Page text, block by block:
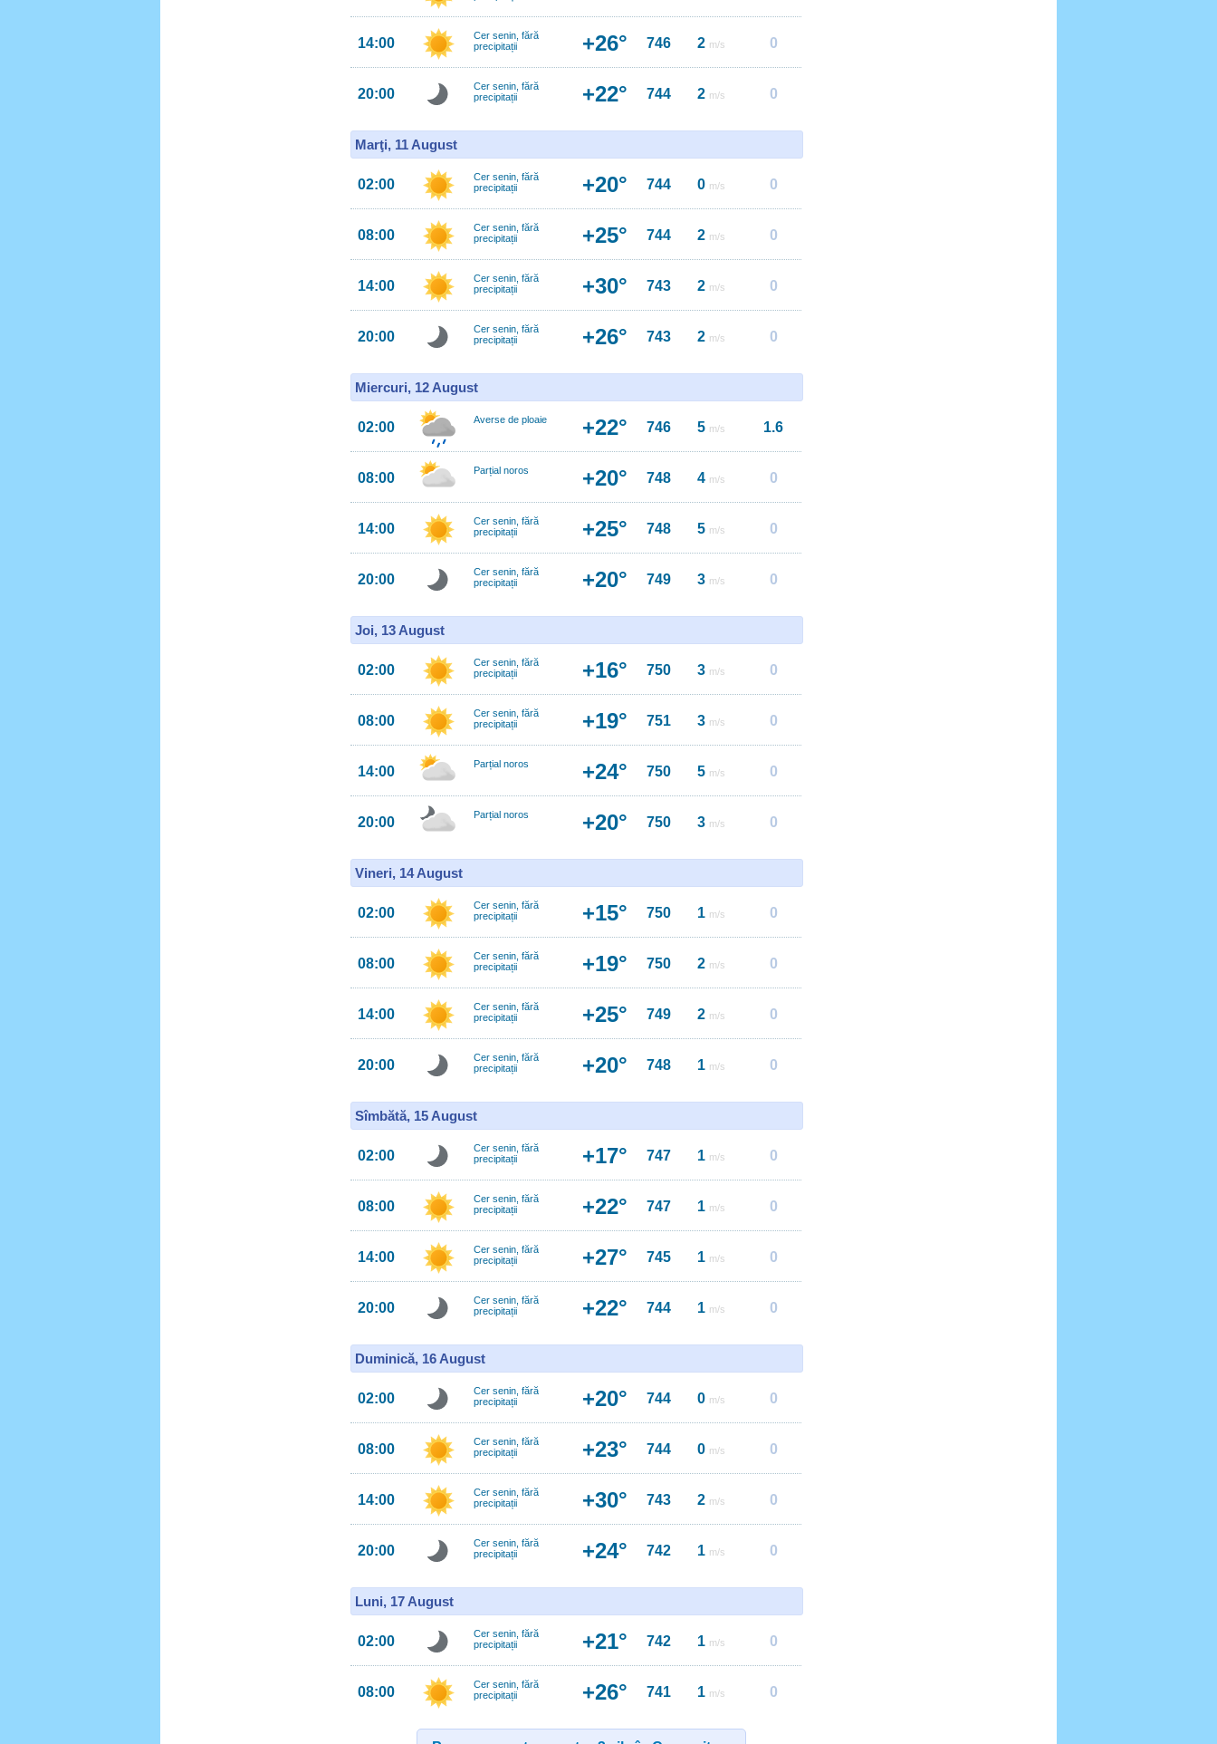
14:00
Cer senin, fără
precipitații
+26° 746 2 m/s 0
20:00
Cer senin, fără
precipitații
+22° 744 2 m/s 0
Marţi, 11 August
02:00
Cer senin, fără
precipitații
+20° 744 0 m/s 0
08:00
Cer senin, fără
precipitații
+25° 744 2 m/s 0
14:00
Cer senin, fără
precipitații
+30° 743 2 m/s 0
20:00
Cer senin, fără
precipitații
+26° 743 2 m/s 0
Miercuri, 12 August
02:00 Averse de ploaie +22° 746 5 m/s 1.6
08:00 Parțial noros +20° 748 4 m/s 0
14:00
Cer senin, fără
precipitații
+25° 748 5 m/s 0
20:00
Cer senin, fără
precipitații
+20° 749 3 m/s 0
Joi, 13 August
02:00
Cer senin, fără
precipitații
+16° 750 3 m/s 0
08:00
Cer senin, fără
precipitații
+19° 751 3 m/s 0
14:00 Parțial noros +24° 750 5 m/s 0
20:00 Parțial noros +20° 750 3 m/s 0
Vineri, 14 August
02:00
Cer senin, fără
precipitații
+15° 750 1 m/s 0
08:00
Cer senin, fără
precipitații
+19° 750 2 m/s 0
14:00
Cer senin, fără
precipitații
+25° 749 2 m/s 0
20:00
Cer senin, fără
precipitații
+20° 748 1 m/s 0
Sîmbătă, 15 August
02:00
Cer senin, fără
precipitații
+17° 747 1 m/s 0
08:00
Cer senin, fără
precipitații
+22° 747 1 m/s 0
14:00
Cer senin, fără
precipitații
+27° 745 1 m/s 0
20:00
Cer senin, fără
precipitații
+22° 744 1 m/s 0
Duminică, 16 August
02:00
Cer senin, fără
precipitații
+20° 744 0 m/s 0
08:00
Cer senin, fără
precipitații
+23° 744 0 m/s 0
14:00
Cer senin, fără
precipitații
+30° 743 2 m/s 0
20:00
Cer senin, fără
precipitații
+24° 742 1 m/s 0
Luni, 17 August
02:00
Cer senin, fără
precipitații
+21° 742 1 m/s 0
08:00
Cer senin, fără
precipitații
+26° 741 1 m/s 0